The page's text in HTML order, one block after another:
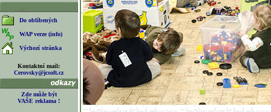
Do oblíbených
WAP verze (info)
Výchozí stránka
Kontaktní mail:
Cerovsky@jcsoft.cz
Zde může být
VAŠE reklama !